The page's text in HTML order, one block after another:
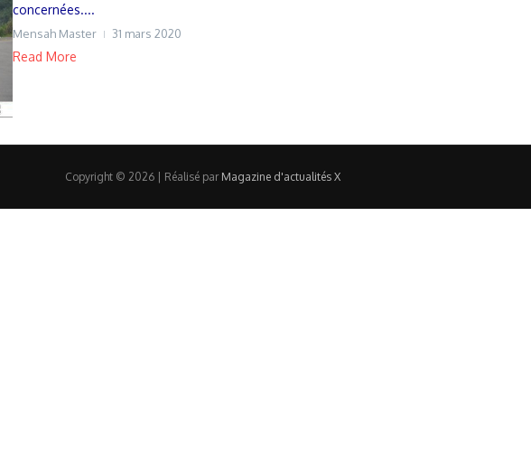
concernées....
Mensah Master 31 mars 2020
Read More
Copyright © 2026 | Réalisé par Magazine d'actualités X